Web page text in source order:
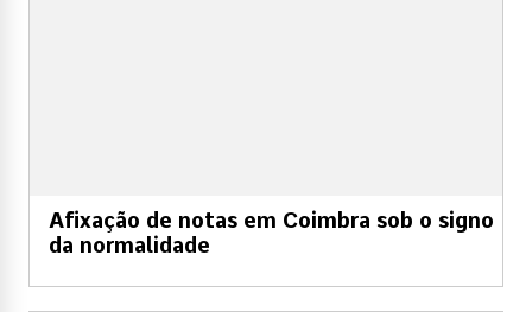
Afixação de notas em Coimbra sob o signo
da normalidade